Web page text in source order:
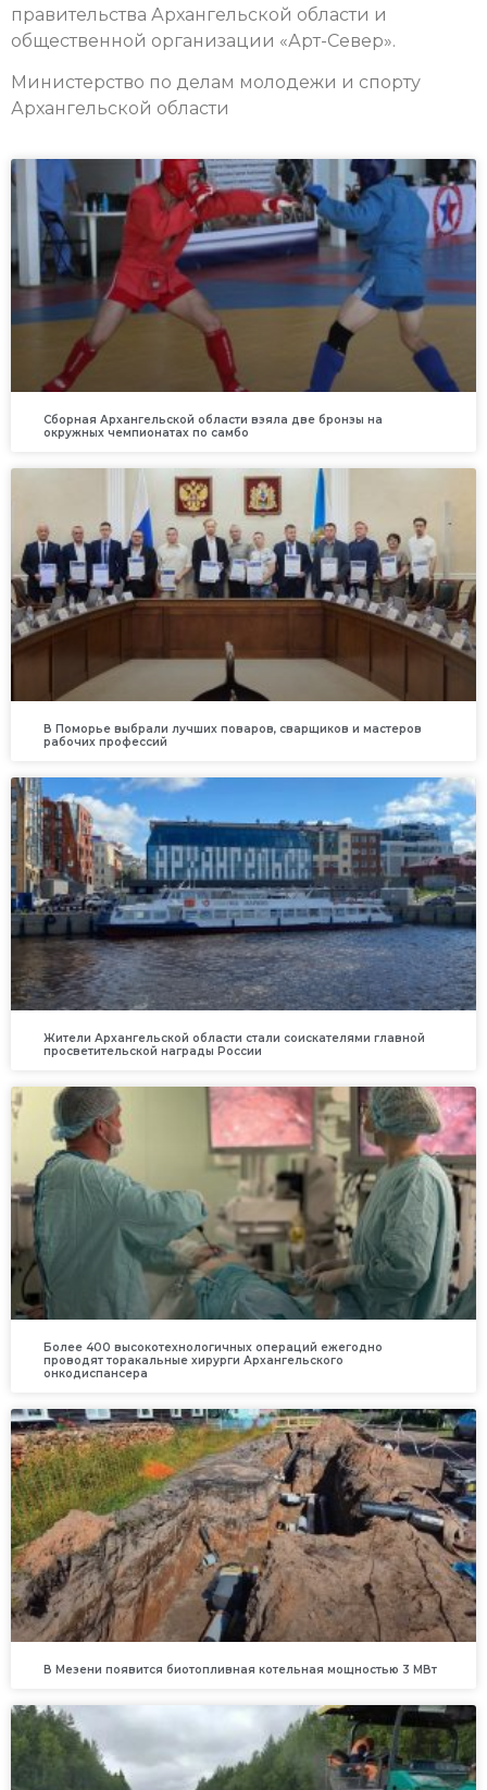
правительства Архангельской области и
общественной организации «Арт-Север».
Министерство по делам молодежи и спорту
Архангельской области
Сборная Архангельской области взяла две бронзы на
окружных чемпионатах по самбо
В Поморье выбрали лучших поваров, сварщиков и мастеров
рабочих профессий
Жители Архангельской области стали соискателями главной
просветительской награды России
Более 400 высокотехнологичных операций ежегодно
проводят торакальные хирурги Архангельского
онкодиспансера
В Мезени появится биотопливная котельная мощностью 3 МВт